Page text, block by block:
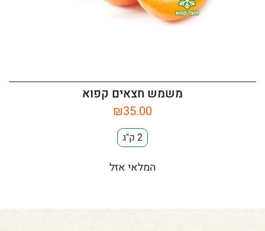
משמש חצאים קפוא
₪35.00
2 ק"ג
המלאי אזל